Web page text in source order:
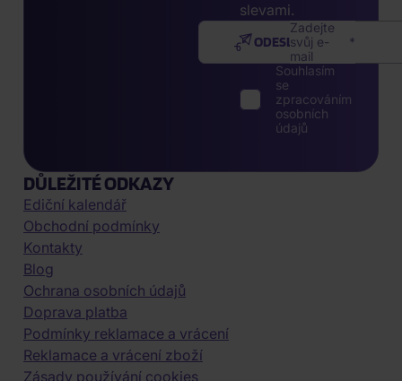
slevami.
Zadejte
svůj e-
mail
ODESLAT
Souhlasím
se
zpracováním
osobních
údajů
DŮLEŽITÉ ODKAZY
Ediční kalendář
Obchodní podmínky
Kontakty
Blog
Ochrana osobních údajů
Doprava platba
Podmínky reklamace a vrácení
Reklamace a vrácení zboží
Zásady používání cookies